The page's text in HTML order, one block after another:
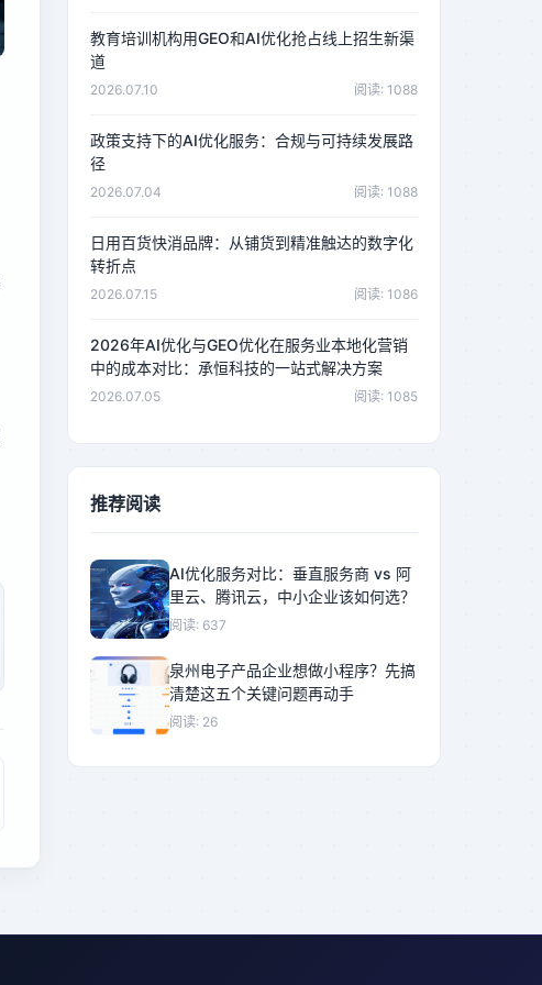
教育培训机构用GEO和AI优化抢占线上招生新渠
道
2026.07.10 阅读: 1088
政策支持下的AI优化服务：合规与可持续发展路
径
2026.07.04 阅读: 1088
日用百货快消品牌：从铺货到精准触达的数字化
转折点
2026.07.15 阅读: 1086
2026年AI优化与GEO优化在服务业本地化营销
中的成本对比：承恒科技的一站式解决方案
2026.07.05 阅读: 1085
推荐阅读
AI优化服务对比：垂直服务商 vs 阿
里云、腾讯云，中小企业该如何选？
阅读: 637
泉州电子产品企业想做小程序？先搞
清楚这五个关键问题再动手
阅读: 26